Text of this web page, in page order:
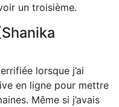
un troisième.
lorsque j’ai
en ligne pour mettre
Même si j’avais